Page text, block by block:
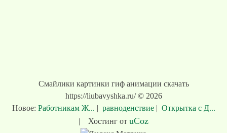
Смайлики картинки гиф анимации скачать
https://liubavyshka.ru/ © 2026
Новое: Работникам Ж... | равноденствие | Открытка с Д...
|
Хостинг от uCoz